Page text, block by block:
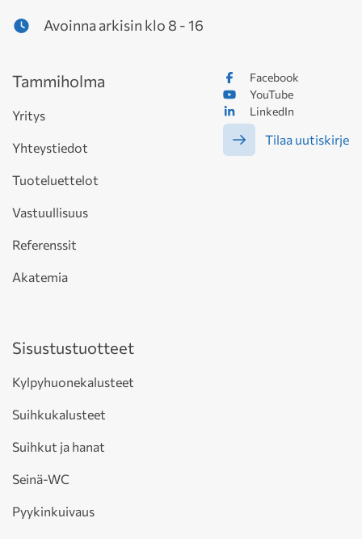
Avoinna arkisin klo 8 - 16
Facebook
YouTube
LinkedIn
Tilaa uutiskirje
Tammiholma
Yritys
Yhteystiedot
Tuoteluettelot
Vastuullisuus
Referenssit
Akatemia
Sisustustuotteet
Kylpyhuonekalusteet
Suihkukalusteet
Suihkut ja hanat
Seinä-WC
Pyykinkuivaus